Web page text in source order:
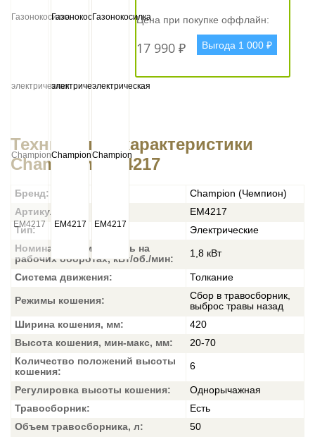
Цена при покупке оффлайн:
17 990 ₽ Выгода 1 000 ₽
Технические характеристики
Champion EM4217
Бренд:
Champion (Чемпион)
Артикул:
EM4217
Тип:
Электрические
Номинальная мощность на
рабочих оборотах, кВт/об./мин:
1,8 кВт
Система движения: Толкание
Режимы кошения:
Сбор в травосборник,
выброс травы назад
Ширина кошения, мм:
420
Высота кошения, мин-макс, мм:
20-70
Количество положений высоты
кошения:
6
Регулировка высоты кошения:
Однорычажная
Травосборник:
Есть
Объем травосборника, л:
50